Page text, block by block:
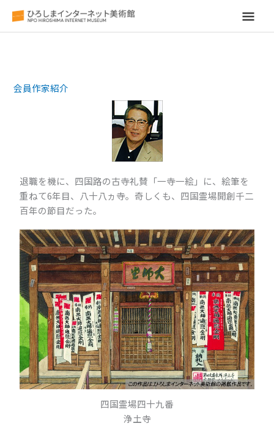
メ
ー
会員作家紹介
退職を機に、四国路の古寺礼賛「一寺一絵」に、絵筆を
重ねて6年目、八十八ヵ寺。奇しくも、四国霊場開創千二
百年の節目だった。
四国霊場四十九番
浄土寺